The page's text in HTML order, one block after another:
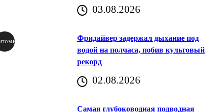
03.08.2026
Фридайвер задержал дыхание под
водой на полчаса, побив культовый
рекорд
02.08.2026
Самая глубоководная подводная